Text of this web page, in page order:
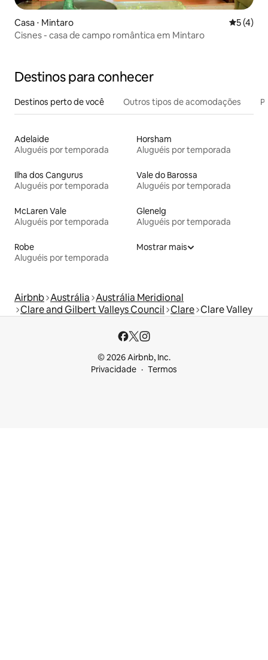
Casa ⋅ Mintaro 5 de
5 (4)
Cisnes - casa de campo romântica em Mintaro
Destinos para conhecer
Destinos perto de você Outros tipos de acomodações
Adelaide
Aluguéis por temporada
Horsham
Aluguéis por temporada
Ilha dos Cangurus
Aluguéis por temporada
Vale do Barossa
Aluguéis por temporada
McLaren Vale
Aluguéis por temporada
Glenelg
Aluguéis por temporada
Robe
Aluguéis por temporada
Mostrar mais
Airbnb Austrália Austrália Meridional
Clare and Gilbert Valleys Council Clare Clare Valley
© 2026 Airbnb, Inc.
Privacidade
Termos